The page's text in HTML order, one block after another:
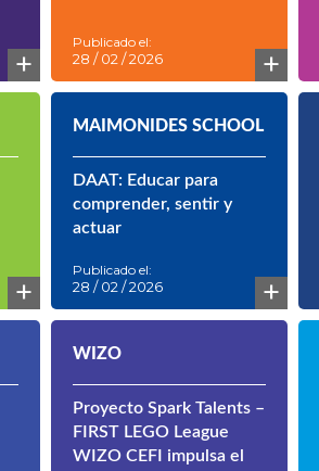
+
Publicado el:
28 / 02 / 2026 +
+
DAAT: Educar para
comprender, sentir y
Publicado el:
28 / 02 / 2026 +
Proyecto Spark Talents –
FIRST LEGO League